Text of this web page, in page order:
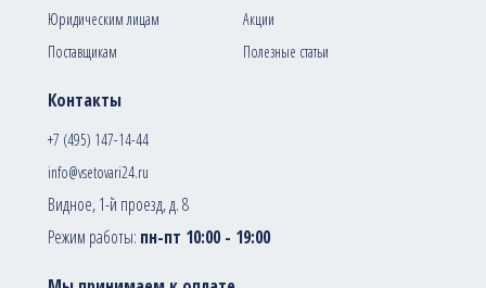
Контакты
+7 (495) 147-14-44
info@vsetovari24.ru
Видное, 1-й проезд, д. 8
Режим работы: пн-пт 10:00 - 19:00
Юридическим лицам
Поставщикам
Акции
Полезные статьи